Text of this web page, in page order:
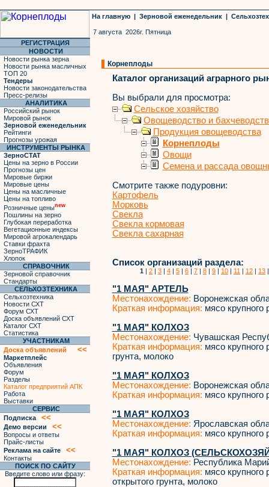
На главную | Зерновой еженедельник |
7 августа 2026г. Пятница
РЕГИСТРАЦИЯ
НОВОСТИ
Новости рынка зерна
Новости рынка масличных
ТОП 20
Тендеры
Новости законодательства
Пресс-релизы
АНАЛИТИКА
Российский рынок
Мировой рынок
Зерновой еженедельник
Рейтинги
Прогнозы урожая
ИНСТРУМЕНТЫ РЫНКА
ЗерноСТАТ
Цены на зерно в России
Прогнозы цен
Мировые биржи
Мировые цены
Цены на масличные
Цены на топливо
Розничные ценыnew
Пошлины на зерно
Глубокая переработка
Вегетационные индексы
Мировой агрокалендарь
Ставки фрахта
ЗерноТРАФИК
Хлопок
СПРАВОЧНИК
Зерновой справочник
Стандарты
СЕЛЬХОЗТЕХНИКА
Сельхозтехника
Новости СХТ
Форум СХТ
Доска объявлений СХТ
Каталог СХТ
Статистика
УЧАСТНИКАМ
Доска объявлений
<<
Маркетплейс
Объявления
Форум
Разделы
Каталог предприятий АПК
Работа
Выставки
СЕРВИС
Подписка
<<
Демо версии <<
Вопросы и ответы
Прайс-листы
Реклама на сайте
<<
Контакты
ПОИСК ПО САЙТУ
Введите слово или фразу:
Корнеплоды
Каталог организаций аграрного
Вы выбрали для просмотра:
Сельское хозяйство
Овощеводство и
Продукция овощеводства
Корнеплоды
Овощи
Семена и рассада
Смотрите также подуровни:
Картофель
Морковь
Свекла
Свекла кормовая
Свекла сахарная
Список организаций раздела:
1 | 2 | 3 | 4 | 5 | 6 | 7 | 8 | 9 | 10 | 11 | 12 | 13
"1 МАЯ" АРТЕЛЬ
Местонахождение: Воронежская
Краткая информация: мясо крупного
"1 МАЯ" КОЛХОЗ
Местонахождение: Чувашская
Краткая информация: мясо крупного
грунта, молоко
"1 МАЯ" КОЛХОЗ
Местонахождение: Воронежская
Краткая информация: мясо крупного
"1 МАЯ" КОЛХОЗ
Местонахождение: Ярославская
Краткая информация: мясо крупного
"1 МАЯ" КОЛХОЗ
Местонахождение: Республика
Краткая информация: мясо крупного
открытого грунта, молоко